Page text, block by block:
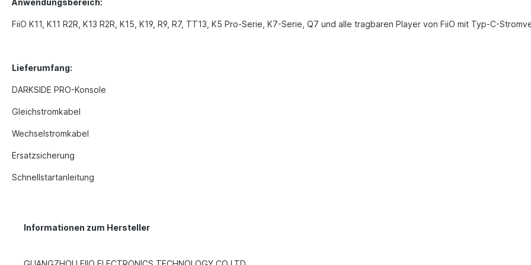
Anwendungsbereich:
FiiO K11, K11 R2R, K13 R2R, K15, K19, R9, R7, TT13, K5 Pro-Serie, K7-Serie, Q7 und alle tragbaren Player von FiiO mit Typ-C-
Lieferumfang:
DARKSIDE PRO-Konsole
Gleichstromkabel
Wechselstromkabel
Ersatzsicherung
Schnellstartanleitung
Informationen zum Hersteller